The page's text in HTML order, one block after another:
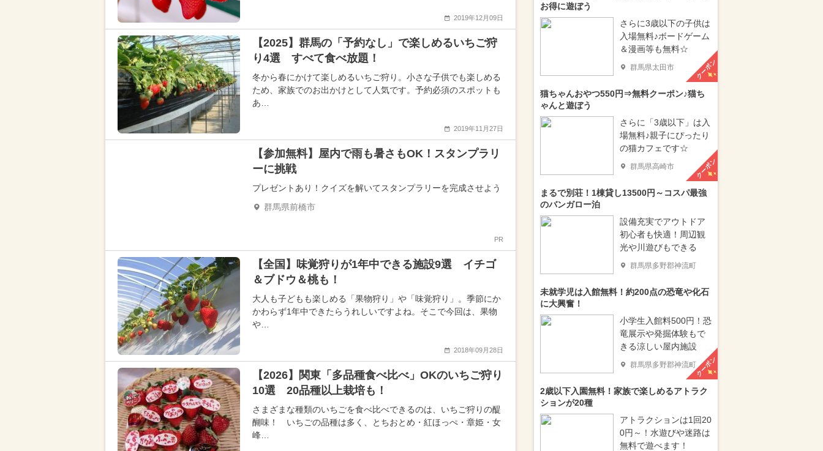
2019年12月09日
【2025】群馬の「予約なし」で楽しめるいちご狩
り4選 すべて食べ放題！
冬から春にかけて楽しめるいちご狩り。小さな子供でも楽しめる
ため、家族でのお出かけとして人気です。予約必須のスポットも
あ…
2019年11月27日
【参加無料】屋内で雨も暑さもOK！スタンプラリ
ーに挑戦
プレゼントあり！クイズを解いてスタンプラリーを完成させよう
群馬県前橋市
PR
【全国】味覚狩りが1年中できる施設9選 イチゴ
＆ブドウ＆桃も！
大人も子どもも楽しめる「果物狩り」や「味覚狩り」。季節にか
かわらず1年中できたらうれしいですよね。そこで今回は、果物
や…
2018年09月28日
【2026】関東「多品種食べ比べ」OKのいちご狩り
10選 20品種以上栽培も！
さまざまな種類のいちごを食べ比べできるのは、いちご狩りの醍
醐味！ いちごの品種は多く、とちおとめ・紅ほっぺ・章姫・女
峰…
お得に遊ぼう
さらに3歳以下の子供は
入場無料♪ボードゲーム
＆漫画等も無料☆
群馬県太田市 クーポン
猫ちゃんおやつ550円⇒無料クーポン♪猫ち
ゃんと遊ぼう
さらに「3歳以下」は入
場無料♪親子にぴったり
の猫カフェです☆
群馬県高崎市 クーポン
まるで別荘！1棟貸し13500円～コスパ最強
のバンガロー泊
設備充実でアウトドア
初心者も快適！周辺観
光や川遊びもできる
群馬県多野郡神流町
未就学児は入館無料！約200点の恐竜や化石
に大興奮！
小学生入館料500円！恐
竜展示や発掘体験もで
きる涼しい屋内施設
群馬県多野郡神流町クーポン
2歳以下入園無料！家族で楽しめるアトラク
ションが20種
アトラクションは1回20
0円～！水遊びや迷路は
無料で遊べます！